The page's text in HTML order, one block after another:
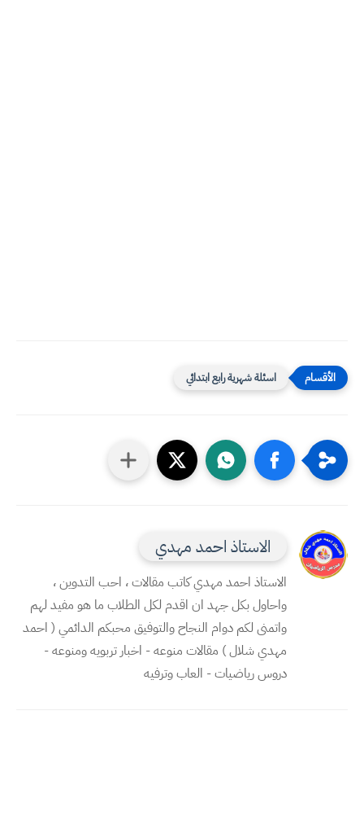
اسئلة شهرية رابع ابتدائي
الاستاذ احمد مهدي
الاستاذ احمد مهدي كاتب مقالات ، احب التدوين ،
واحاول بكل جهد ان اقدم لكل الطلاب ما هو مفيد لهم
واتمنى لكم دوام النجاح والتوفيق محبكم الدائمي ( احمد
مهدي شلال ) مقالات منوعه - اخبار تربويه ومنوعه -
دروس رياضيات - العاب وترفيه